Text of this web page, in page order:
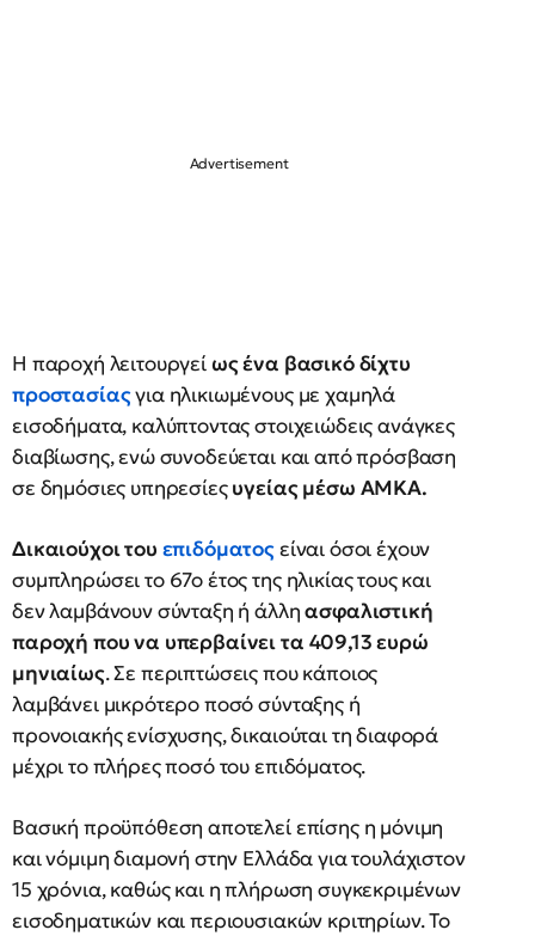
Η παροχή λειτουργείως ένα βασικό δίχτυ
προστασίαςγια ηλικιωμένους με χαμηλά
εισοδήματα, καλύπτοντας στοιχειώδεις ανάγκες
διαβίωσης, ενώ συνοδεύεται και από πρόσβαση
σε δημόσιες υπηρεσίεςυγείας μέσω ΑΜΚΑ.
Δικαιούχοι του επιδόματοςείναι όσοι έχουν
συμπληρώσει το 67ο έτος της ηλικίας τους και
δεν λαμβάνουν σύνταξη ή άλληασφαλιστική
παροχή που να υπερβαίνει τα 409,13 ευρώ
μηνιαίως. Σε περιπτώσεις που κάποιος
λαμβάνει μικρότερο ποσό σύνταξης ή
προνοιακής ενίσχυσης, δικαιούται τη διαφορά
μέχρι το πλήρες ποσό του επιδόματος.
Βασική προϋπόθεση αποτελεί επίσης η μόνιμη
και νόμιμη διαμονή στην Ελλάδα για τουλάχιστον
15 χρόνια, καθώς και η πλήρωση συγκεκριμένων
εισοδηματικών και περιουσιακών κριτηρίων. Το